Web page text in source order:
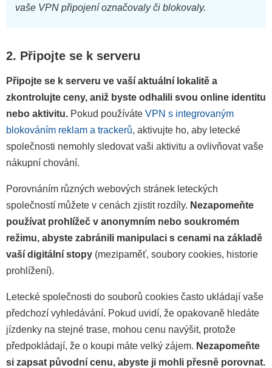
vaše VPN připojení označovaly či blokovaly.
2. Připojte se k serveru
Připojte se k serveru ve vaší aktuální lokalitě a
zkontrolujte ceny, aniž byste odhalili svou online identitu
nebo aktivitu. Pokud používáte VPN s integrovaným
blokováním reklam a trackerů, aktivujte ho, aby letecké
společnosti nemohly sledovat vaši aktivitu a ovlivňovat vaše
nákupní chování.
Porovnáním různých webových stránek leteckých
společností můžete v cenách zjistit rozdíly. Nezapomeňte
používat prohlížeč v anonymním nebo soukromém
režimu, abyste zabránili manipulaci s cenami na základě
vaší digitální stopy (mezipaměť, soubory cookies, historie
prohlížení).
Letecké společnosti do souborů cookies často ukládají vaše
předchozí vyhledávání. Pokud uvidí, že opakovaně hledáte
jízdenky na stejné trase, mohou cenu navýšit, protože
předpokládají, že o koupi máte velký zájem. Nezapomeňte
si zapsat původní cenu, abyste ji mohli přesně porovnat.